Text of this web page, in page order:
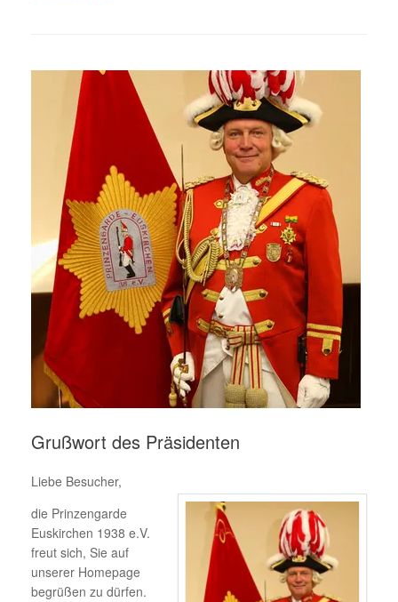
Grußwort des Präsidenten
Liebe Besucher,
die Prinzengarde
Euskirchen 1938 e.V.
freut sich, Sie auf
unserer Homepage
begrüßen zu dürfen.